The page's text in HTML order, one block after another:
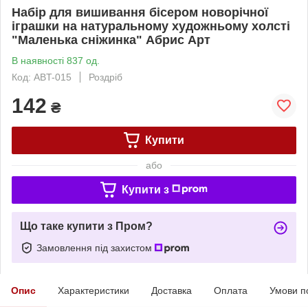
Набір для вишивання бісером новорічної
іграшки на натуральному художньому холсті
"Маленька сніжинка" Абрис Арт
В наявності 837 од.
Код: ABT-015
Роздріб
142 ₴
Купити
або
Купити з
Що таке купити з Пром?
Замовлення під захистом
Опис Характеристики Доставка Оплата Умови